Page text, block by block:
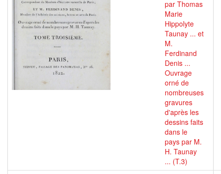
par Thomas
Marie
Hippolyte
Taunay ... et
M.
Ferdinand
Denis ...
Ouvrage
orné de
nombreuses
gravures
d'après les
dessins faits
dans le
pays par M.
H. Taunay
... (T.3)